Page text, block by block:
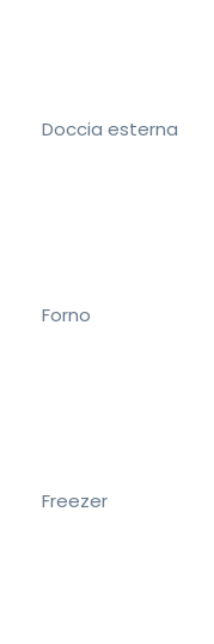
Doccia esterna
Forno
Freezer